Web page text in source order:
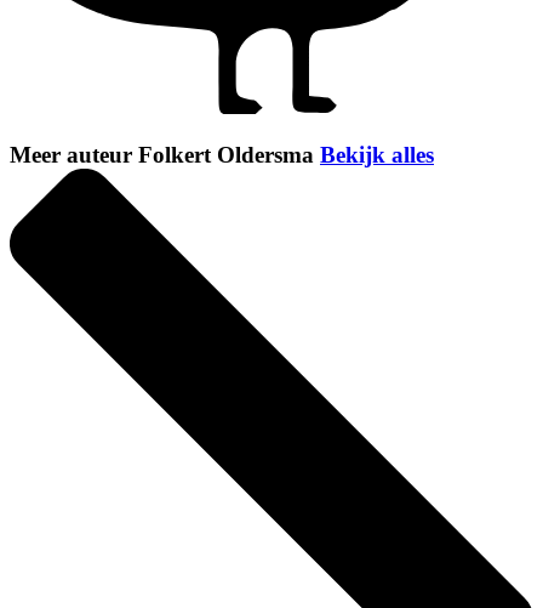
Meer auteur Folkert Oldersma Bekijk alles